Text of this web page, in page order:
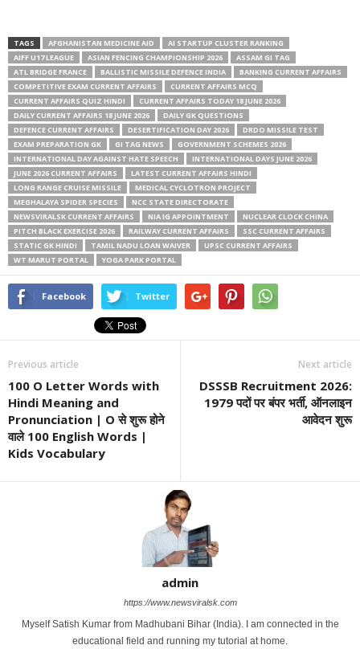
TAGS AFGHANISTAN MEDICINE AID
AI STARTUP CLUSTER RANKING
AIFF U17 LEAGUE
ASIAN FENCING CHAMPIONSHIP 2026
ASSAM GI TAG
ATL BRIDGE FRANCE
BALLISTIC MISSILE DEFENCE INDIA
BANKING CURRENT AFFAIRS
COMPETITIVE EXAM CURRENT AFFAIRS
CURRENT AFFAIRS MCQ
CURRENT AFFAIRS QUIZ HINDI
CURRENT AFFAIRS TODAY 18 JUNE 2026
DAILY CURRENT AFFAIRS 18 JUNE 2026
DAILY GK QUESTIONS
DEFENCE CURRENT AFFAIRS
DESERTIFICATION DAY 2026
DRDO MISSILE TEST
EXAM PREPARATION GK
GI TAG NEWS
GOVERNMENT SCHEMES 2026
INTERNATIONAL DAY AGAINST HATE SPEECH
INTERNATIONAL DAYS JUNE 2026
JUNE 2026 CURRENT AFFAIRS
LATEST CURRENT AFFAIRS HINDI
LONG RANGE CRUISE MISSILE
MEDICAL CYCLOTRON PROJECT
MEGHALAYA SPIDER SPECIES
NCC STATE DIRECTORATE
NEWSVIRALSK CURRENT AFFAIRS
NIA IG APPOINTMENT
NUCLEAR CLOCK CHINA
PITCH BLACK EXERCISE 2026
RAILWAY CURRENT AFFAIRS
SSC CURRENT AFFAIRS
STATIC GK HINDI
TAMIL NADU LOAN WAIVER
UPSC CURRENT AFFAIRS
WT MARUT PORTAL
YOGA PARK PORTAL
Facebook Twitter
Previous article
100 O Letter Words with
Hindi Meaning and
Pronunciation | O से शुरू होने
वाले 100 English Words |
Kids Vocabulary
Next article
DSSSB Recruitment 2026:
1979 पदों पर बंपर भर्ती, ऑनलाइन
आवेदन शुरू
admin
https://www.newsviralsk.com
Myself Satish Kumar from Madhubani Bihar (India). I am connected in the
educational field and running my tutorial at home.